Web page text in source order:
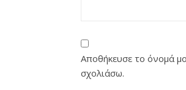
Αποθήκευσε το όνομά
σχολιάσω.